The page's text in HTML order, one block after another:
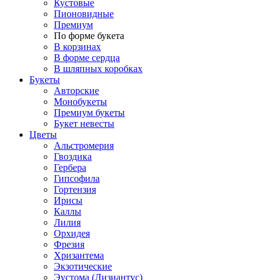
Кустовые
Пионовидные
Премиум
По форме букета
В корзинах
В форме сердца
В шляпных коробках
Букеты
Авторские
Монобукеты
Премиум букеты
Букет невесты
Цветы
Альстромерия
Гвоздика
Гербера
Гипсофила
Гортензия
Ирисы
Каллы
Лилия
Орхидея
Фрезия
Хризантема
Экзотические
Эустома (Лизиантус)